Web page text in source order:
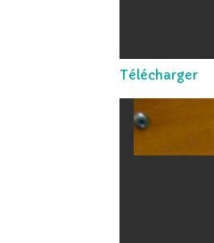
Télécharger